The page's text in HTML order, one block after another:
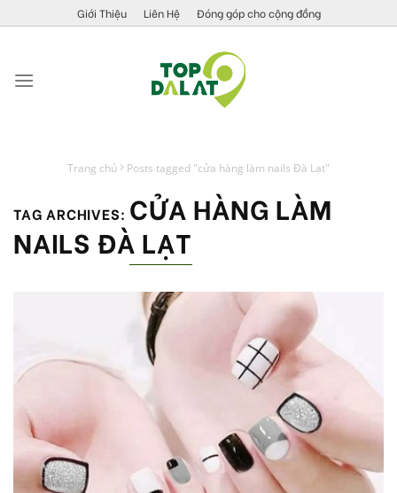
to
Giới Thiệu Liên Hệ Đóng góp cho cộng đồng
Trang chủ Posts tagged "cửa hàng làm nails Đà Lạt"
TAG ARCHIVES: CỬA HÀNG LÀM
NAILS ĐÀ LẠT